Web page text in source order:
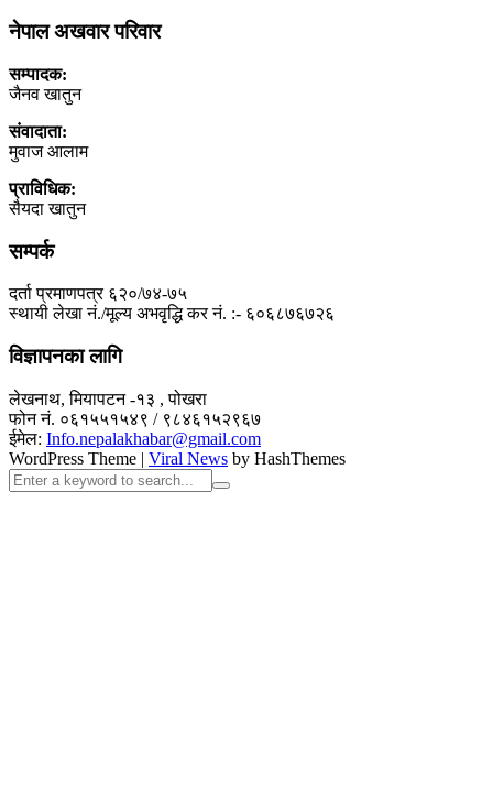
नेपाल अखवार परिवार
सम्पादक:
जैनव खातुन
संवादाता:
मुवाज आलाम
प्राविधिक:
सैयदा खातुन
सम्पर्क
दर्ता प्रमाणपत्र ६२०/७४-७५
स्थायी लेखा नं./मूल्य अभवृद्धि कर नं. :- ६०६८७६७२६
विज्ञापनका लागि
लेखनाथ, मियापटन -१३ , पोखरा
फोन नं. ०६१५५१५४९ / ९८४६१५२९६७
ईमेल: Info.nepalakhabar@gmail.com
WordPress Theme | Viral News by HashThemes